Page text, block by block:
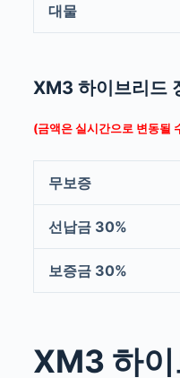
대물
XM3 하이브리드
(금액은 실시간으로 변동될
무보증
선납금 30%
보증금 30%
XM3 하이